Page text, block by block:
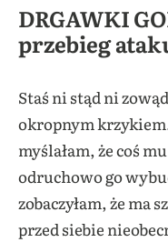
DRGAWKI
przebieg
Staś ni stąd ni
okropnym
myślałam, że coś
odruchowo go
zobaczyłam, że ma
przed siebie